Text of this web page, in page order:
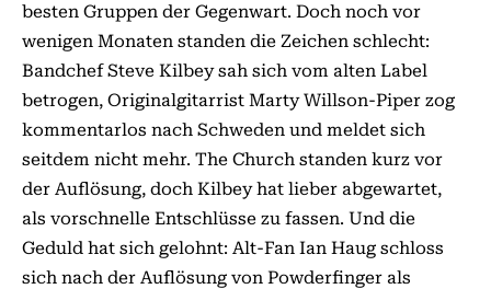
besten Gruppen der Gegenwart. Doch noch vor
wenigen Monaten standen die Zeichen schlecht:
Bandchef Steve Kilbey sah sich vom alten Label
betrogen, Originalgitarrist Marty Willson-Piper zog
kommentarlos nach Schweden und meldet sich
seitdem nicht mehr. The Church standen kurz vor
der Auflösung, doch Kilbey hat lieber abgewartet,
als vorschnelle Entschlüsse zu fassen. Und die
Geduld hat sich gelohnt: Alt-Fan Ian Haug schloss
sich nach der Auflösung von Powderfinger als